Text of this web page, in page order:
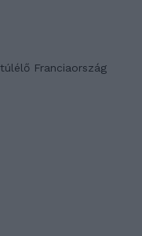
Franciaország